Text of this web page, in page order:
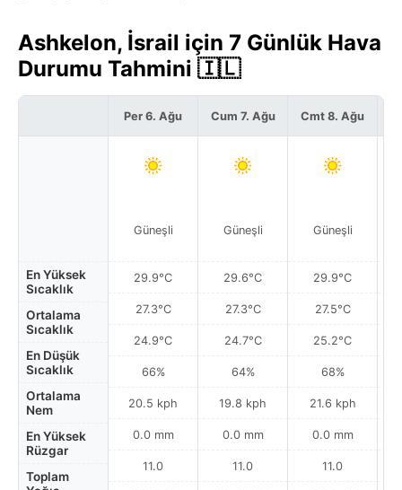
Ashkelon, İsrail için 7 Günlük Hava
Durumu Tahmini 🇮🇱
En Yüksek
Sıcaklık
Ortalama
Sıcaklık
En Düşük
Sıcaklık
Ortalama
Nem
En Yüksek
Rüzgar
Toplam
Per 6. Ağu
Güneşli
29.9°C
27.3°C
24.9°C
66%
20.5 kph
0.0 mm
11.0
Cum 7. Ağu
Güneşli
29.6°C
27.3°C
24.7°C
64%
19.8 kph
0.0 mm
11.0
Cmt 8. Ağu
Güneşli
29.9°C
27.5°C
25.2°C
68%
21.6 kph
0.0 mm
11.0